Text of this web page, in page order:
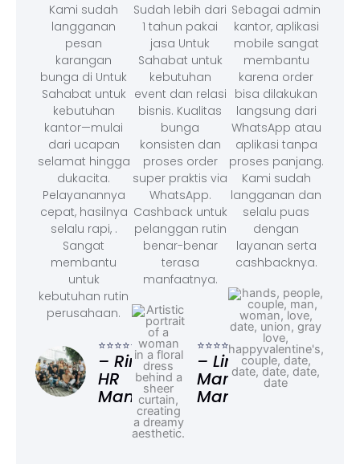
Kami sudah
langganan
pesan
karangan
bunga di Untuk
Sahabat untuk
kebutuhan
kantor—mulai
dari ucapan
selamat hingga
dukacita.
Pelayanannya
cepat, hasilnya
selalu rapi, .
Sangat
membantu
untuk
kebutuhan rutin
perusahaan.
⭐⭐⭐⭐⭐
– Rina,
HR
Manager
Sudah lebih dari
1 tahun pakai
jasa Untuk
Sahabat untuk
kebutuhan
event dan relasi
bisnis. Kualitas
bunga
konsisten dan
proses order
super praktis via
WhatsApp.
Cashback untuk
pelanggan rutin
benar-benar
terasa
manfaatnya.
⭐⭐⭐⭐⭐
– Linda,
Marketing
Manager
Sebagai admin
kantor, aplikasi
mobile sangat
membantu
karena order
bisa dilakukan
langsung dari
WhatsApp atau
aplikasi tanpa
proses panjang.
Kami sudah
langganan dan
selalu puas
dengan
layanan serta
cashbacknya.